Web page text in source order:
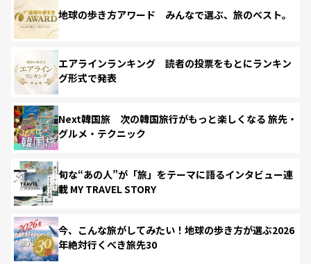
地球の歩き方アワード みんなで選ぶ、旅のベスト。
エアラインランキング 読者の投票をもとにランキン
グ形式で発表
Next韓国旅 次の韓国旅行がもっと楽しくなる 旅先・
グルメ・テクニック
旬な“あの人”が「旅」をテーマに語るインタビュー連
載 MY TRAVEL STORY
今、こんな旅がしてみたい！地球の歩き方が選ぶ2026
年絶対行くべき旅先30